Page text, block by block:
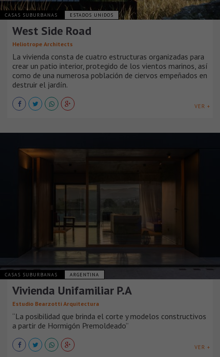
CASAS SUBURBANAS ESTADOS UNIDOS
West Side Road
Heliotrope Architects
La vivienda consta de cuatro estructuras organizadas para
crear un patio interior, protegido de los vientos marinos, así
como de una numerosa población de ciervos empeñados en
destruir el jardín.
VER +
CASAS SUBURBANAS ARGENTINA
Vivienda Unifamiliar P.A
Estudio Bearzotti Arquitectura
“La posibilidad que brinda el corte y modelos constructivos
a partir de Hormigón Premoldeado”
VER +